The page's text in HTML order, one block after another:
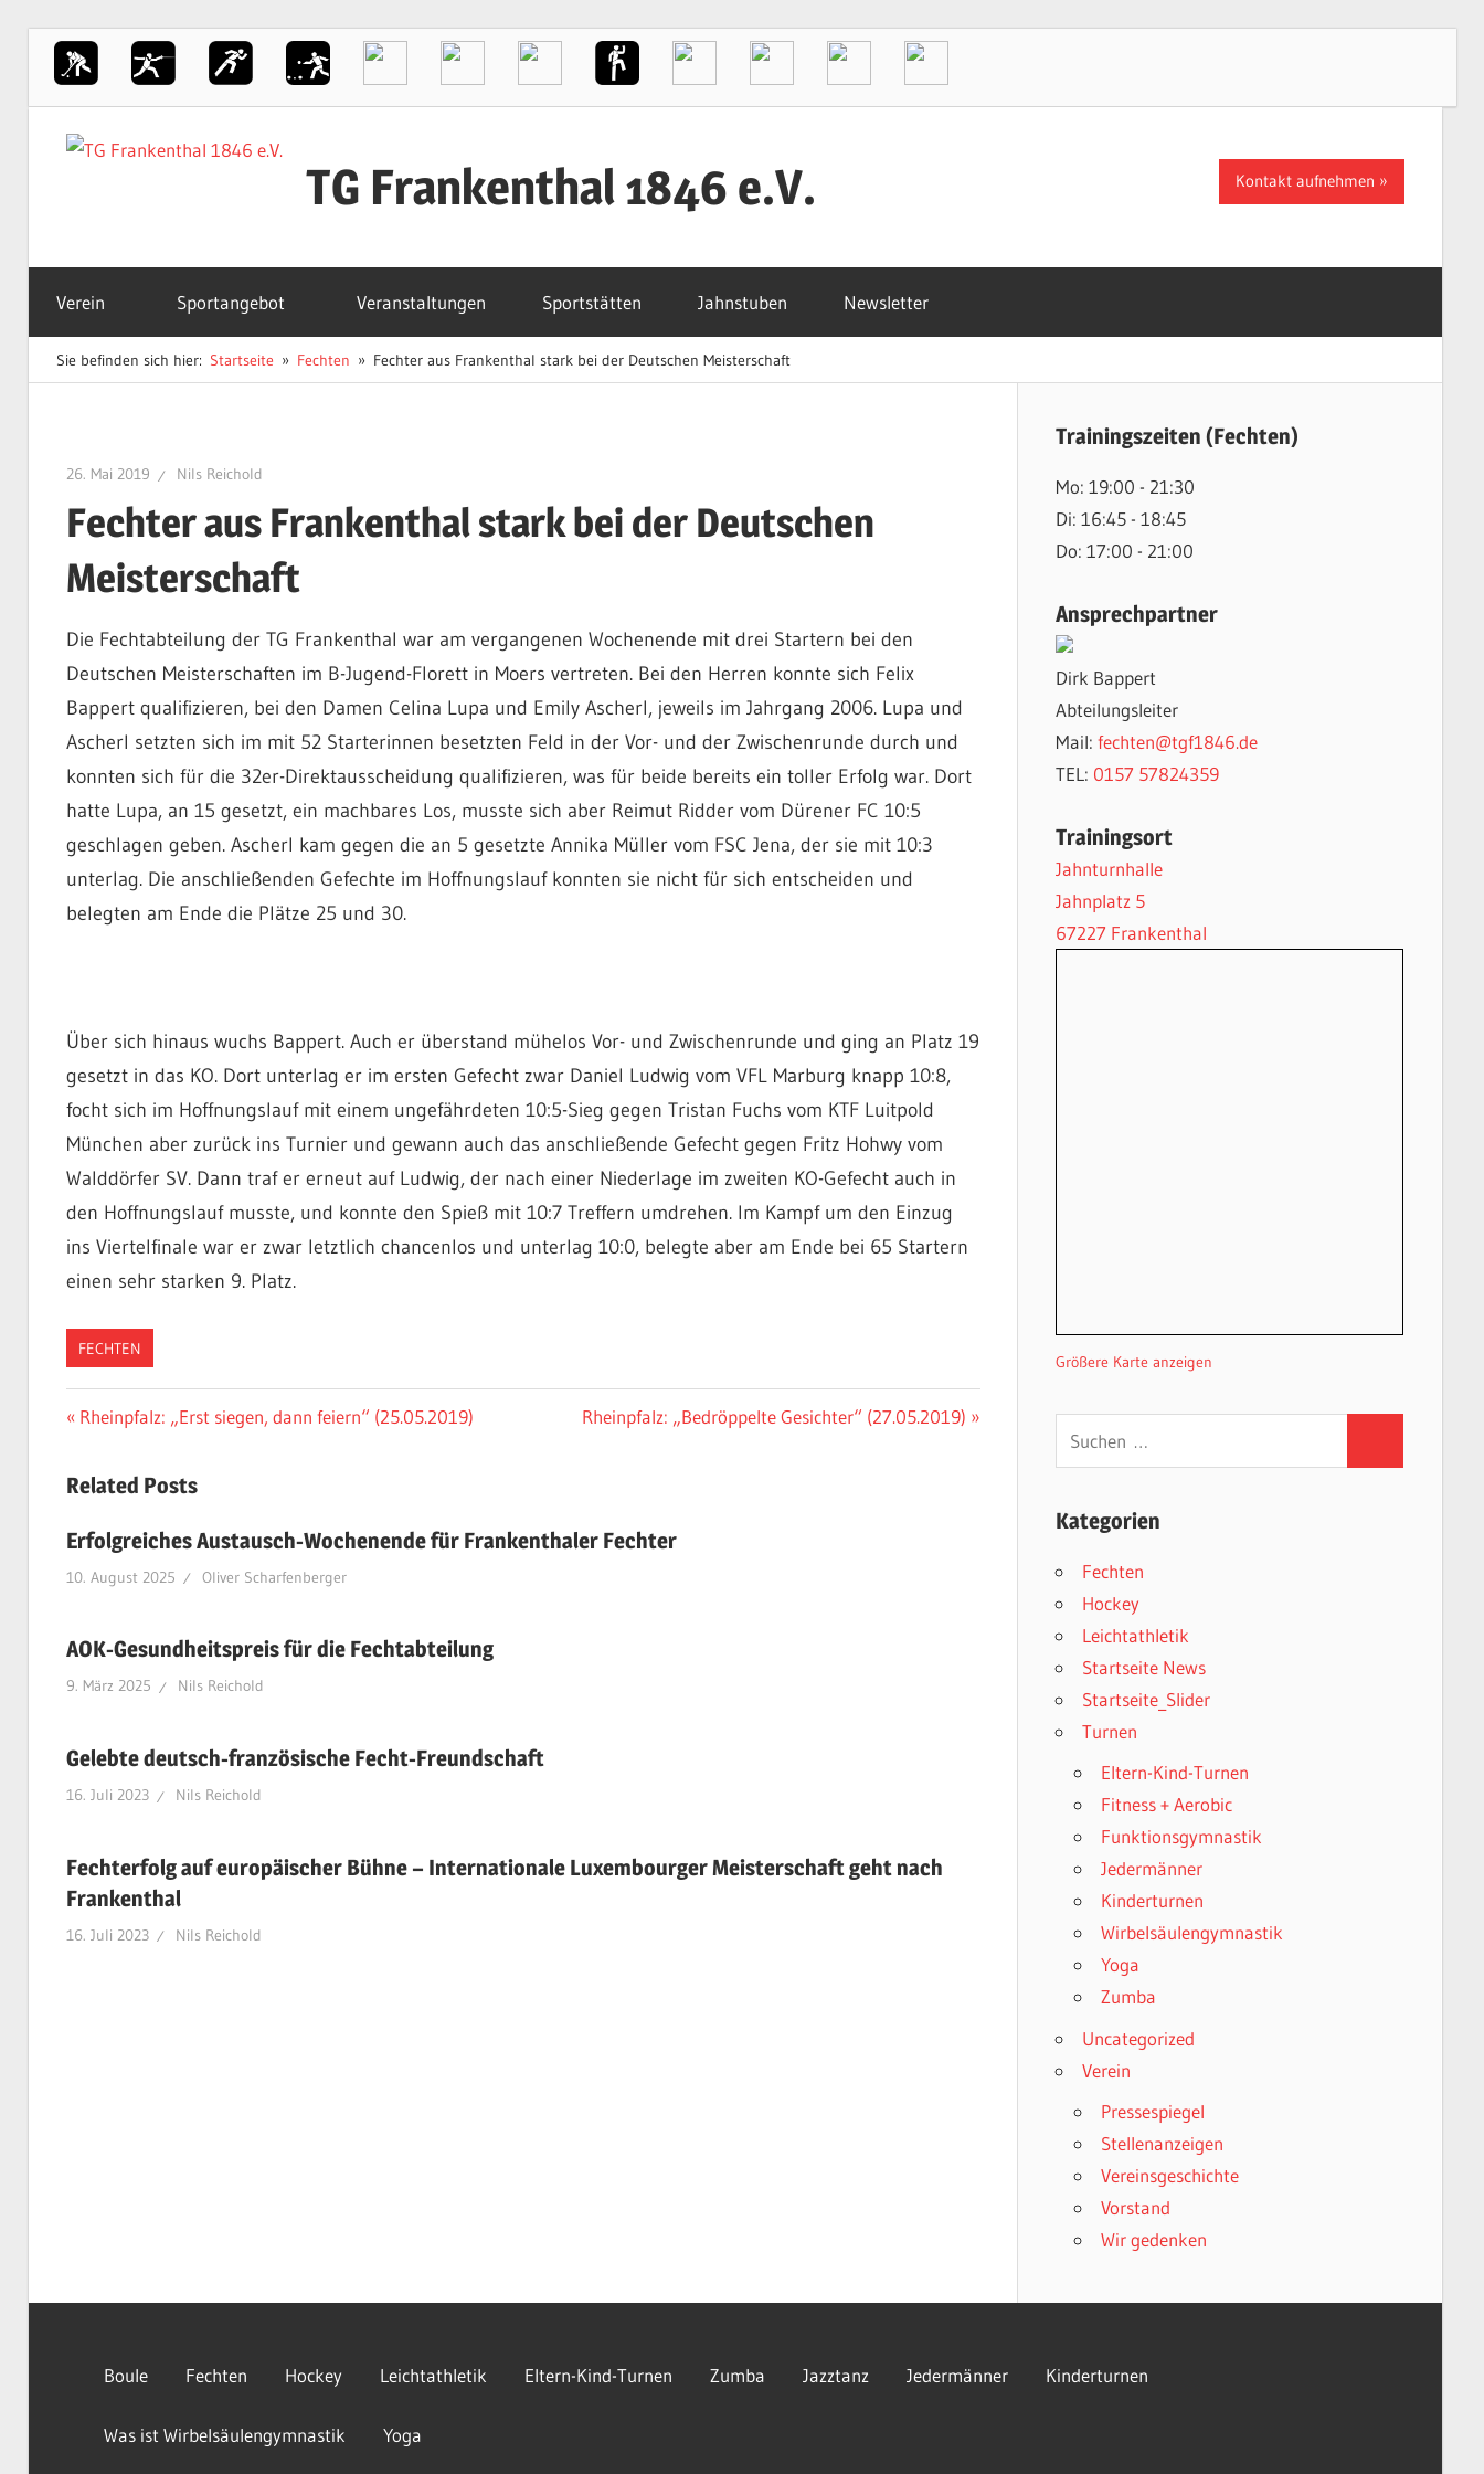
Inhalt
TG Frankenthal 1846 e.V.
Sportverein
in
Frankenthal
Kontakt aufnehmen
Verein Sportangebot Veranstaltungen Sportstätten Jahnstuben Newsletter
Sie befinden sich hier: Startseite Fechten Fechter aus Frankenthal stark bei der Deutschen Meisterschaft
26. Mai 2019 Nils Reichold
Fechter aus Frankenthal stark bei der Deutschen
Meisterschaft
Die Fechtabteilung der TG Frankenthal war am vergangenen Wochenende mit drei Startern bei den
Deutschen Meisterschaften im B-Jugend-Florett in Moers vertreten. Bei den Herren konnte sich Felix
Bappert qualifizieren, bei den Damen Celina Lupa und Emily Ascherl, jeweils im Jahrgang 2006. Lupa und
Ascherl setzten sich im mit 52 Starterinnen besetzten Feld in der Vor- und der Zwischenrunde durch und
konnten sich für die 32er-Direktausscheidung qualifizieren, was für beide bereits ein toller Erfolg war. Dort
hatte Lupa, an 15 gesetzt, ein machbares Los, musste sich aber Reimut Ridder vom Dürener FC 10:5
geschlagen geben. Ascherl kam gegen die an 5 gesetzte Annika Müller vom FSC Jena, der sie mit 10:3
unterlag. Die anschließenden Gefechte im Hoffnungslauf konnten sie nicht für sich entscheiden und
belegten am Ende die Plätze 25 und 30.
Über sich hinaus wuchs Bappert. Auch er überstand mühelos Vor- und Zwischenrunde und ging an Platz 19
gesetzt in das KO. Dort unterlag er im ersten Gefecht zwar Daniel Ludwig vom VFL Marburg knapp 10:8,
focht sich im Hoffnungslauf mit einem ungefährdeten 10:5-Sieg gegen Tristan Fuchs vom KTF Luitpold
München aber zurück ins Turnier und gewann auch das anschließende Gefecht gegen Fritz Hohwy vom
Walddörfer SV. Dann traf er erneut auf Ludwig, der nach einer Niederlage im zweiten KO-Gefecht auch in
den Hoffnungslauf musste, und konnte den Spieß mit 10:7 Treffern umdrehen. Im Kampf um den Einzug
ins Viertelfinale war er zwar letztlich chancenlos und unterlag 10:0, belegte aber am Ende bei 65 Startern
einen sehr starken 9. Platz.
FECHTEN
Beitragsnavigation
Vorheriger
Rheinpfalz: „Erst siegen, dann feiern“ (25.05.2019)
Nächster
Rheinpfalz: „Bedröppelte Gesichter“ (27.05.2019)
Related Posts
Erfolgreiches Austausch-Wochenende für Frankenthaler Fechter
10. August 2025 Oliver Scharfenberger
AOK-Gesundheitspreis für die Fechtabteilung
9. März 2025 Nils Reichold
Gelebte deutsch-französische Fecht-Freundschaft
16. Juli 2023 Nils Reichold
Fechterfolg auf europäischer Bühne – Internationale Luxembourger Meisterschaft geht nach
Frankenthal
16. Juli 2023 Nils Reichold
Trainingszeiten (Fechten)
Mo: 19:00 - 21:30
Di: 16:45 - 18:45
Do: 17:00 - 21:00
Ansprechpartner
Dirk Bappert
Abteilungsleiter
Mail: fechten@tgf1846.de
TEL: 0157 57824359
Trainingsort
Jahnturnhalle
Jahnplatz 5
67227 Frankenthal
Größere Karte anzeigen
Kategorien
Fechten
Hockey
Leichtathletik
Startseite News
Startseite_Slider
Turnen
Eltern-Kind-Turnen
Fitness + Aerobic
Funktionsgymnastik
Jedermänner
Kinderturnen
Wirbelsäulengymnastik
Yoga
Zumba
Uncategorized
Verein
Pressespiegel
Stellenanzeigen
Vereinsgeschichte
Vorstand
Wir gedenken
Boule Fechten Hockey Leichtathletik Eltern-Kind-Turnen Zumba Jazztanz Jedermänner Kinderturnen
Was ist Wirbelsäulengymnastik Yoga